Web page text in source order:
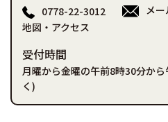
0778-22-3012
メ
地図・アクセス
受付時間
月曜から金曜の午前8時30分か
く)